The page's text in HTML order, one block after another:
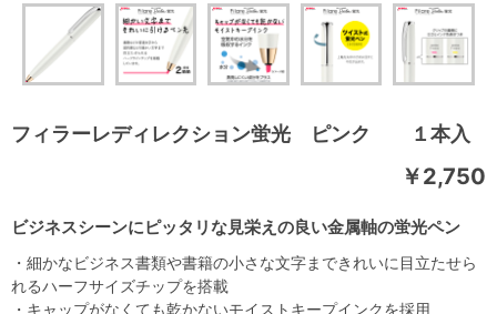
フィラーレディレクション蛍光 ピンク １本入
ビジネスシーンにピッタリな見栄えの良い金属軸の蛍光ペン
￥2,750
・細かなビジネス書類や書籍の小さな文字まできれいに目立たせら
れるハーフサイズチップを搭載
・キャップがなくても乾かないモイストキープインクを採用